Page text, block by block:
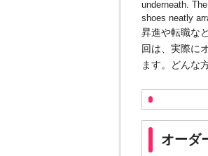
昇進や転職な
回は、実際に
ます。どんな
オーダ